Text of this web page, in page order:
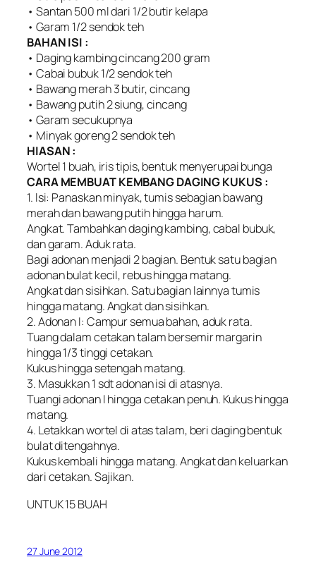
• Santan 500 ml dari 1/2 butir kelapa
• Garam 1/2 sendok teh
BAHAN ISI :
• Daging kambing cincang 200 gram
• Cabai bubuk 1/2 sendok teh
• Bawang merah 3 butir, cincang
• Bawang putih 2 siung, cincang
• Garam secukupnya
• Minyak goreng 2 sendok teh
HIASAN :
Wortel 1 buah, iris tipis, bentuk menyerupai bunga
CARA MEMBUAT KEMBANG DAGING KUKUS :
1. lsi: Panaskan minyak, tumis sebagian bawang
merah dan bawang putih hingga harum.
Angkat. Tambahkan daging kambing, cabal bubuk,
dan garam. Aduk rata.
Bagi adonan menjadi 2 bagian. Bentuk satu bagian
adonan bulat kecil, rebus hingga matang.
Angkat dan sisihkan. Satu bagian lainnya tumis
hingga matang. Angkat dan sisihkan.
2. Adonan I: Campur semua bahan, aduk rata.
Tuang dalam cetakan talam bersemir margarin
hingga 1/3 tinggi cetakan.
Kukus hingga setengah matang.
3. Masukkan 1 sdt adonan isi di atasnya.
Tuangi adonan I hingga cetakan penuh. Kukus hingga
matang.
4. Letakkan wortel di atas talam, beri daging bentuk
bulat ditengahnya.
Kukus kembali hingga matang. Angkat dan keluarkan
dari cetakan. Sajikan.
UNTUK 15 BUAH
27 June 2012